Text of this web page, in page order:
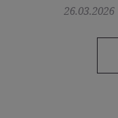
26.03.2026